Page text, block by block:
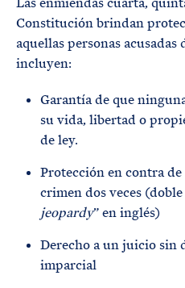
Constitución brindan
aquellas personas
incluyen:
Garantía de que
su vida, libertad o
de ley.
Protección en contra
crimen dos veces
jeopardy” en inglés)
Derecho a un juicio sin
imparcial